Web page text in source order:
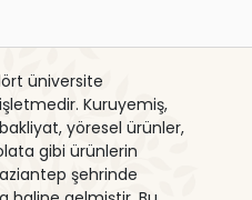
üniversite
Kuruyemiş,
yöresel ürünler,
gibi ürünlerin
şehrinde